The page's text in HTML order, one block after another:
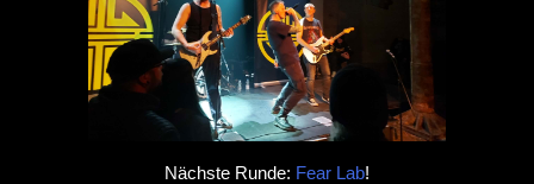
Nächste Runde: Fear Lab!